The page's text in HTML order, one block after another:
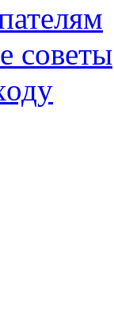
советы